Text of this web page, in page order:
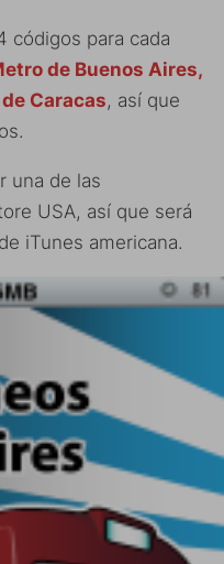
códigos para cada
de Buenos Aires,
Caracas, así que
una de las
USA, así que será
iTunes americana.